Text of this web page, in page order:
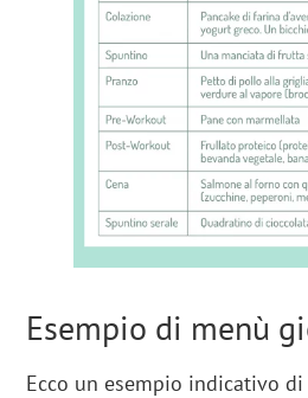
Esempio di menù
Ecco un esempio indicativo